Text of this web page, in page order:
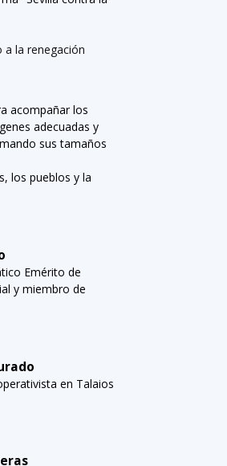
a la renegación
acompañar los
adecuadas y
sus tamaños
los pueblos y la
Emérito de
y miembro de
en Talaios